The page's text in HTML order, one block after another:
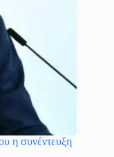
η συνέντευξη